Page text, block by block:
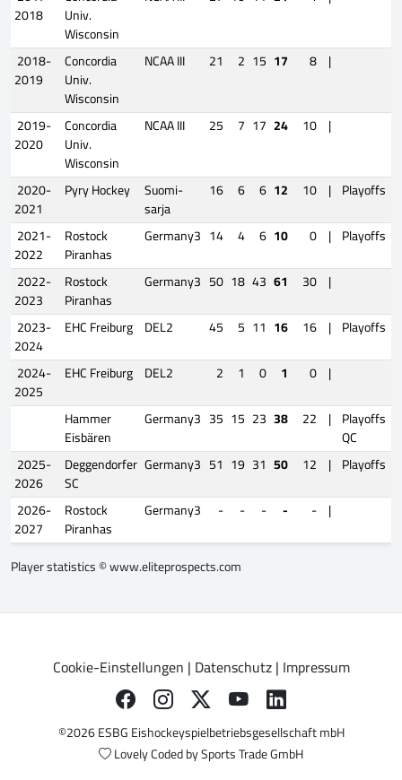
2018
Univ.
Wisconsin
2018-
2019
Concordia
Univ.
Wisconsin
NCAA III 21 2 15 17 8 |
2019-
2020
Concordia
Univ.
Wisconsin
NCAA III 25 7 17 24 10 |
2020-
2021
Pyry Hockey
Suomi-
sarja
16 6 6 12 10 | Playoffs
2021-
2022
Rostock
Piranhas
Germany3 14 4 6 10 0 | Playoffs
2022-
2023
Rostock
Piranhas
Germany3 50 18 43 61 30 |
2023-
2024
EHC Freiburg DEL2 45 5 11 16 16 | Playoffs
2024-
2025
EHC Freiburg DEL2 2 1 0 1 0 |
Hammer
Eisbären
Germany3 35 15 23 38 22 | Playoffs
QC
2025-
2026
Deggendorfer
SC
Germany3 51 19 31 50 12 | Playoffs
2026-
2027
Rostock
Piranhas
Germany3 - - - - - |
Player statistics ©www.eliteprospects.com
Cookie-Einstellungen | Datenschutz| Impressum
©2026 ESBG Eishockeyspielbetriebsgesellschaft mbH
Lovely Coded bySports Trade GmbH